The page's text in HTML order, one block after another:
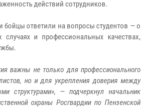
действий сотрудников.
бойцы ответили на вопросы студентов — о
и профессиональных качествах,
важны не только для профессионального
но и для укрепления доверия между
структурами», — подчеркнул начальник
охраны Росгвардии по Пензенской